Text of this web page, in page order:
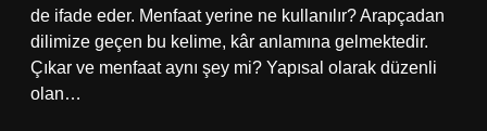
de ifade eder. Menfaat yerine ne kullanılır? Arapçadan
dilimize geçen bu kelime, kâr anlamına gelmektedir.
Çıkar ve menfaat aynı şey mi? Yapısal olarak düzenli
olan…